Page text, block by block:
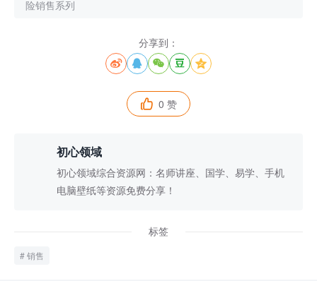
险销售系列
分享到：
    
 0 赞
初心领域
初心领域综合资源网：名师讲座、国学、易学、手机
电脑壁纸等资源免费分享！
标签
销售